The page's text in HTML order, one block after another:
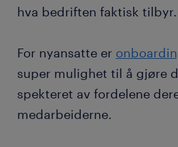
hva bedriften faktisk tilbyr.
For nyansatte er
super mulighet til å gjøre
spekteret av fordelene
medarbeiderne.